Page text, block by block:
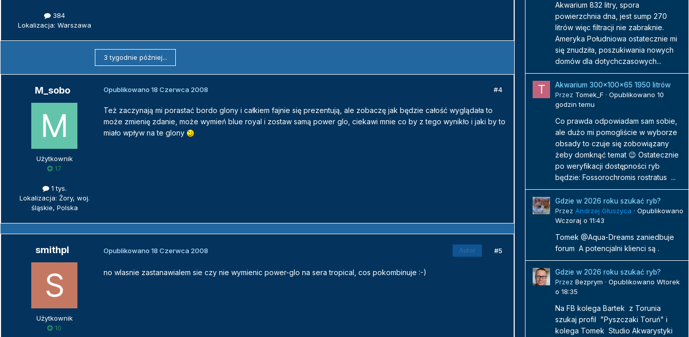
384
Lokalizacja: Warszawa
3 tygodnie później...
M_sobo
Użytkownik
17
1 tys.
Lokalizacja: Żory, woj.
śląskie, Polska
#4
Opublikowano 18 Czerwca 2008
Też zaczynają mi porastać bordo glony i całkiem fajnie się prezentują, ale zobaczę jak będzie całość wyglądała to
może zmienię zdanie, może wymień blue royal i zostaw samą power glo, ciekawi mnie co by z tego wynikło i jaki by to
miało wpływ na te glony
smithpl
Użytkownik
10
Autor #5
Opublikowano 18 Czerwca 2008
no wlasnie zastanawialem sie czy nie wymienic power-glo na sera tropical, cos pokombinuje :-)
Akwarium 832 litry, spora
powierzchnia dna, jest sump 270
litrów więc filtracji nie zabraknie.
Ameryka Południowa ostatecznie mi
się znudziła, poszukiwania nowych
domów dla dotychczasowych...
Akwarium 300x100x65 1950 litrów
Przez Tomek_F · Opublikowano 10
godzin temu
Co prawda odpowiadam sam sobie,
ale dużo mi pomogliście w wyborze
obsady to czuje się zobowiązany
żeby domknąć temat 😉 Ostatecznie
po weryfikacji dostępności ryb
będzie: Fossorochromis rostratus ...
Gdzie w 2026 roku szukać ryb?
Przez Andrzej Głuszyca · Opublikowano
Wczoraj o 11:43
Tomek @Aqua-Dreams zaniedbuje
forum A potencjalni klienci są .
Gdzie w 2026 roku szukać ryb?
Przez Bezprym · Opublikowano Wtorek
o 18:35
Na FB kolega Bartek z Torunia
szukaj profil "Pyszczaki Toruń" i
kolega Tomek Studio Akwarystyki